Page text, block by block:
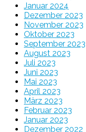
Januar 2024
Dezember 2023
November 2023
Oktober 2023
September 2023
August 2023
Juli 2023
Juni 2023
Mai 2023
April 2023
März 2023
Februar 2023
Januar 2023
Dezember 2022